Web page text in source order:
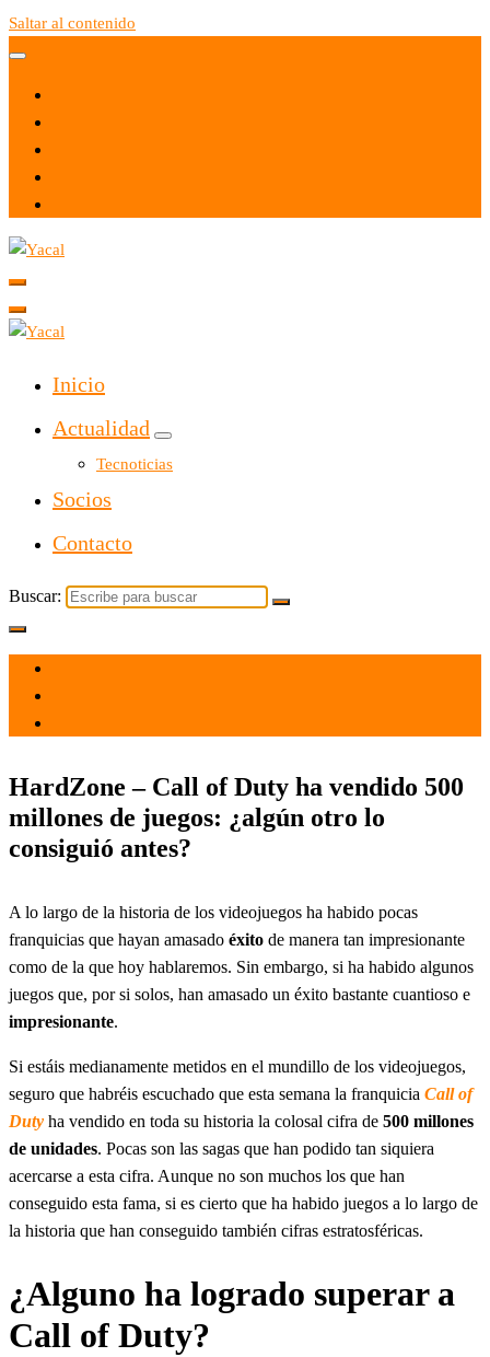
Saltar al contenido
Yacal micro hosting
Inicio
Actualidad
Tecnoticias
Socios
Contacto
Buscar:
HardZone – Call of Duty ha vendido 500
millones de juegos: ¿algún otro lo
consiguió antes?
A lo largo de la historia de los videojuegos ha habido pocas
franquicias que hayan amasado éxito de manera tan impresionante
como de la que hoy hablaremos. Sin embargo, si ha habido algunos
juegos que, por si solos, han amasado un éxito bastante cuantioso e
impresionante.
Si estáis medianamente metidos en el mundillo de los videojuegos,
seguro que habréis escuchado que esta semana la franquicia Call of
Duty ha vendido en toda su historia la colosal cifra de 500 millones
de unidades. Pocas son las sagas que han podido tan siquiera
acercarse a esta cifra. Aunque no son muchos los que han
conseguido esta fama, si es cierto que ha habido juegos a lo largo de
la historia que han conseguido también cifras estratosféricas.
¿Alguno ha logrado superar a
Call of Duty?